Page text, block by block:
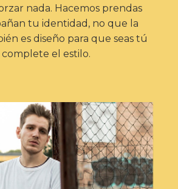
nada. Hacemos prendas
tu identidad, no que la
es diseño para que seas tú
complete el estilo.